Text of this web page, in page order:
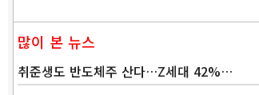
많이 본 뉴스
취준생도 반도체주 산다…Z세대 42%…